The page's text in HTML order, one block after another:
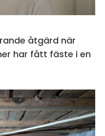
åtgärd när
har fått fäste i en